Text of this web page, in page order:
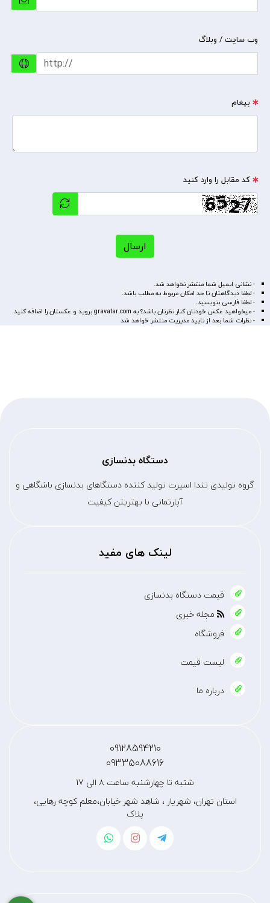
وب سایت / وبلاگ
پیغام
کد مقابل را وارد کنید
ارسال
- نشانی ایمیل شما منتشر نخواهد شد.
- لطفا دیدگاهتان تا حد امکان مربوط به مطلب باشد.
- لطفا فارسی بنویسید.
- میخواهید عکس خودتان کنار نظرتان باشد؟ به gravatar.comبروید و عکستان را اضافه کنید.
- نظرات شما بعد از تایید مدیریت منتشر خواهد شد
دستگاه بدنسازی
گروه تولیدی تندا اسپرت تولید کننده دستگاهای بدنسازی باشگاهی و
آپارتمانی با بهتریتن کیفیت
لینک های مفید
قیمت دستگاه بدنسازی
مجله خبری
فروشگاه
لیست قیمت
درباره ما
09128594210
09335088616
شنبه تا چهارشنبه ساعت ۸ الی 17
استان تهران، شهریار ، شاهد شهر خیابان،معلم کوچه رهایی،
پلاک